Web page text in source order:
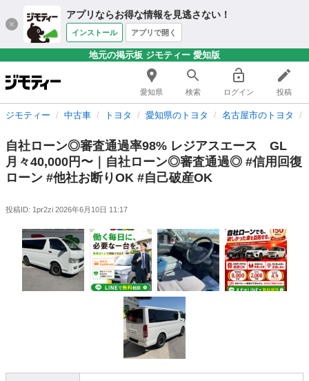
アプリならお得な情報を見逃さない！
インストール アプリで開く
地元の掲示板 ジモティー 愛知版
愛知県 検索 ログイン 投稿
ジモティー 中古車 トヨタ 愛知県のトヨタ 名古屋市のトヨタ
自社ローン◎審査通過率98% レジアスエース GL
月々40,000円〜｜自社ローン◎審査通過◎ #信用回復
ローン #他社お断りOK #自己破産OK
投稿ID: 1pr2zi 2026年6月10日 11:17